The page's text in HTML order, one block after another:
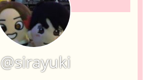
@sirayuki